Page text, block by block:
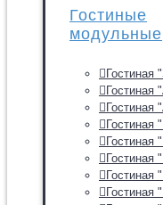
Гостиные
модульные
Гостиная
Гостиная
Гостиная
Гостиная
Гостиная
Гостиная
Гостиная
Гостиная